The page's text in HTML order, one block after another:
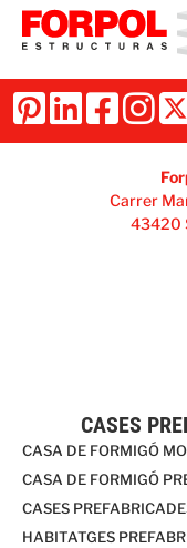
Carrer
43420
CASES
CASA DE FORMIGÓ
CASA DE FORMIGÓ
CASES
HABITATGES